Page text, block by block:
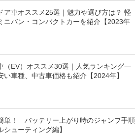
ア車オススメ25選｜魅力や選び方は？ 軽
ニバン・コンパクトカーを紹介【2023年
（EV）オススメ30選｜人気ランキング一
い車種、中古車価格も紹介【2024年】
単！ バッテリー上がり時のジャンプ手順
シューティング編】